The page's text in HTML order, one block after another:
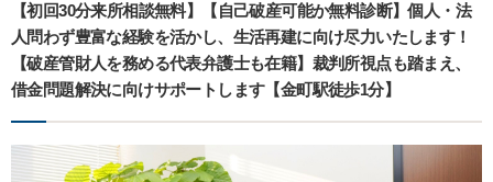
【初回30分来所相談無料】【自己破産可能か無料診断】個人・法
人問わず豊富な経験を活かし、生活再建に向け尽力いたします！
【破産管財人を務める代表弁護士も在籍】裁判所視点も踏まえ、
借金問題解決に向けサポートします【金町駅徒歩1分】